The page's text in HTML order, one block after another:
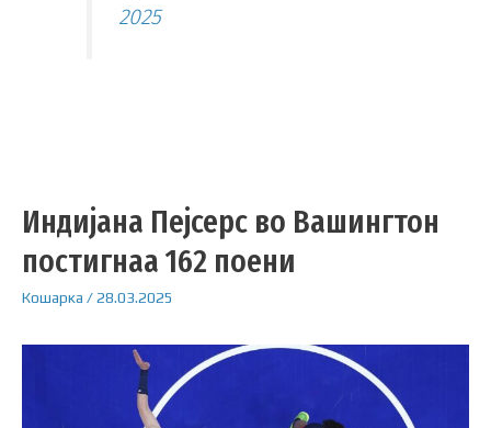
2025
Индијана Пејсерс во Вашингтон
постигнаа 162 поени
Кошарка /28.03.2025